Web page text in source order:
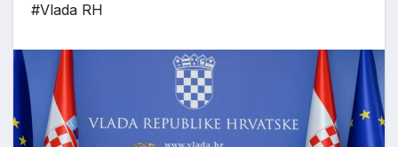
#Vlada RH